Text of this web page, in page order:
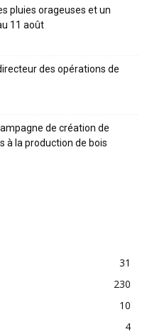
pluies orageuses et un
11 août
des opérations de
de création de
à la production de bois
31
230
10
4